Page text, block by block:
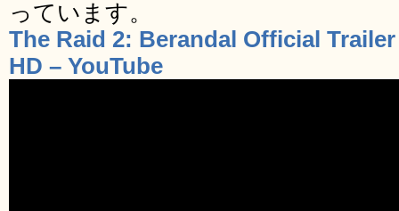
っています。
The Raid 2: Berandal Official
HD – YouTube